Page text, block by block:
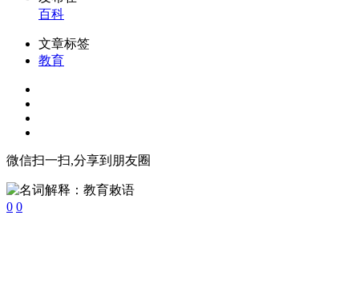
百科
文章标签
教育
微信扫一扫,分享到朋友圈
0 0